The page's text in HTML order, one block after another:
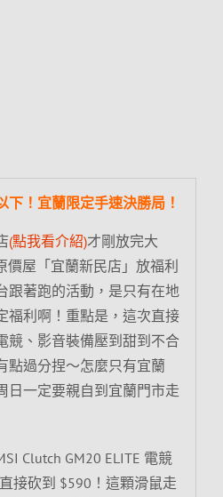
下！宜蘭限定手速決勝局！
(點我看介紹)才剛放完大
價屋「宜蘭新民店」放福利
跟著跑的活動，是只有在地
福利啊！重點是，這次直接
競、影音裝備壓到甜到不合
點過分捏～怎麼只有宜蘭
日一定要親自到宜蘭門市走
Clutch GM20 ELITE 電競
接砍到 $590！這顆滑鼠走